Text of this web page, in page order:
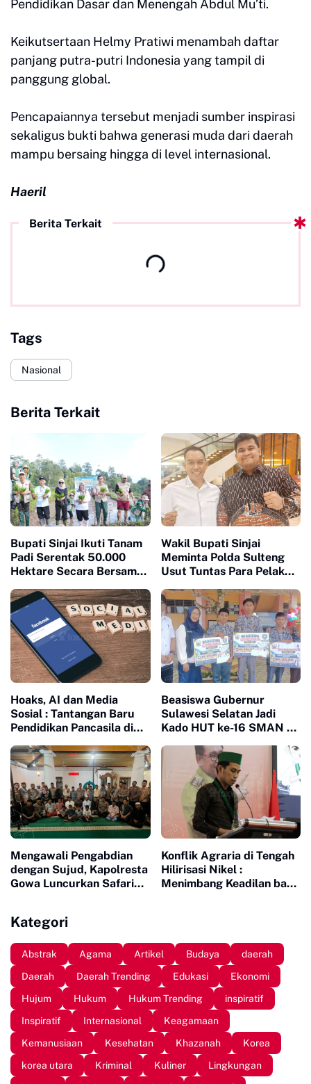
Pendidikan Dasar dan Menengah Abdul Mu’ti.
Keikutsertaan Helmy Pratiwi menambah daftar
panjang putra-putri Indonesia yang tampil di
panggung global.
Pencapaiannya tersebut menjadi sumber inspirasi
sekaligus bukti bahwa generasi muda dari daerah
mampu bersaing hingga di level internasional.
Haeril
Berita Terkait
Tags
Nasional
Berita Terkait
Bupati Sinjai Ikuti Tanam
Padi Serentak 50.000
Hektare Secara Bersama
Wakil Bupati Sinjai
Meminta Polda Sulteng
Usut Tuntas Para Pelaku
Sinjai di Morowali
Hoaks, AI dan Media
Sosial : Tantangan Baru
Pendidikan Pancasila di
Beasiswa Gubernur
Sulawesi Selatan Jadi
Kado HUT ke-16 SMAN 10
Mengawali Pengabdian
dengan Sujud, Kapolresta
Gowa Luncurkan Safari
Konflik Agraria di Tengah
Hilirisasi Nikel :
Menimbang Keadilan bagi
Kategori
Abstrak Agama Artikel Budaya
daerah
Daerah
Daerah Trending Edukasi
Ekonomi
Hujum
Hukum Hukum Trending
inspiratif
Inspiratif
Internasional
Keagamaan
Kemanusiaan
Kesehatan Khazanah
Korea
korea utara
Kriminal Kuliner
Lingkungan